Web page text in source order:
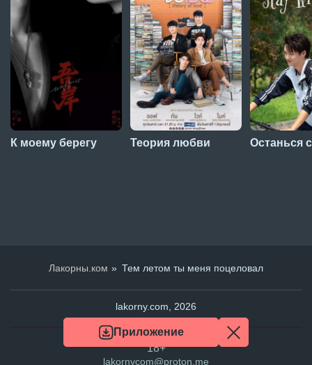
К моему берегу Теория любви Останься
Лакорны.ком Тем летом ты меня поцеловал
lakorny.com, 2026
18+
lakornycom@proton.me
Приложение